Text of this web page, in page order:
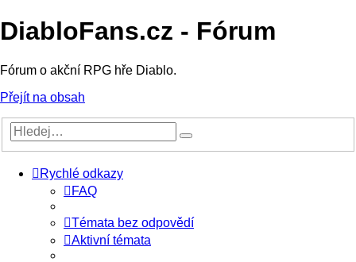
DiabloFans.cz - Fórum
Fórum o akční RPG hře Diablo.
Přejít na obsah
Rychlé odkazy
FAQ
Témata bez odpovědí
Aktivní témata